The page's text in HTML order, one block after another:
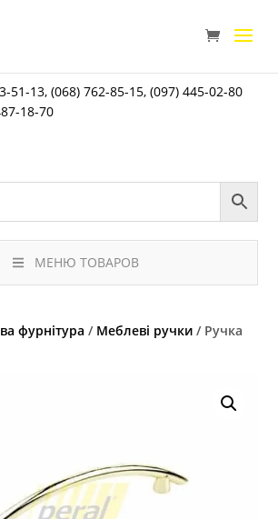
51-13,(068) 762-85-15,(097) 445-02-80
18-70
МЕНЮ ТОВАРОВ
фурнітура / Меблеві ручки / Ручка